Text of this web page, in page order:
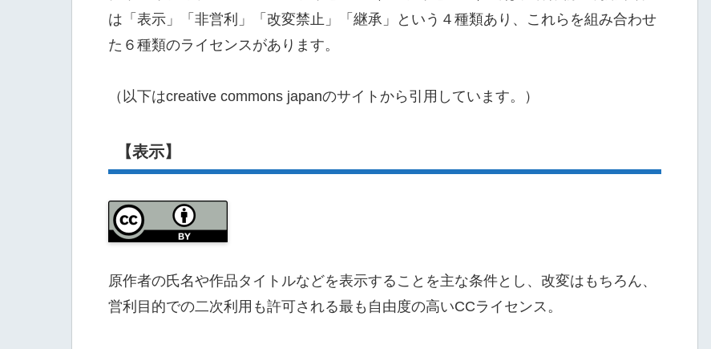
は「表示」「非営利」「改変禁止」「継承」という４種類あり、これらを組み合わせ
た６種類のライセンスがあります。
（以下はcreative commons japanのサイトから引用しています。）
【表示】
原作者の氏名や作品タイトルなどを表示することを主な条件とし、改変はもちろん、
営利目的での二次利用も許可される最も自由度の高いCCライセンス。